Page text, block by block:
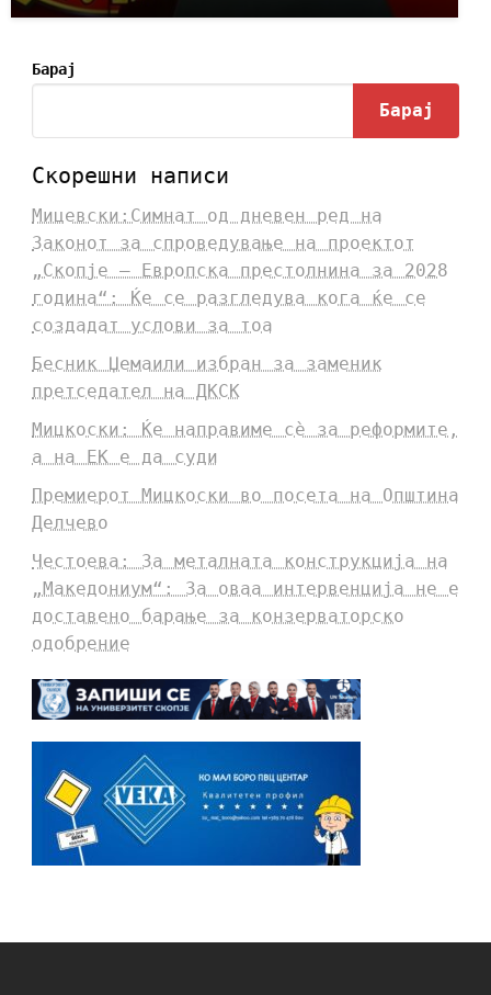
Барај
Барај
Скорешни написи
Мицевски:Симнат од дневен ред на
Законот за спроведување на проектот
„Скопје – Европска престолнина за 2028
година“: Ќе се разгледува кога ќе се
создадат услови за тоа
Бесник Џемаили избран за заменик
претседател на ДКСК
Мицкоски: Ќе направиме сè за реформите,
а на ЕК е да суди
Премиерот Мицкоски во посета на Општина
Делчево
Честоева: За металната конструкција на
„Македониум“: За оваа интервенција не е
доставено барање за конзерваторско
одобрение